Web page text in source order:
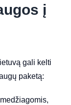
į
gali kelti
paketą: